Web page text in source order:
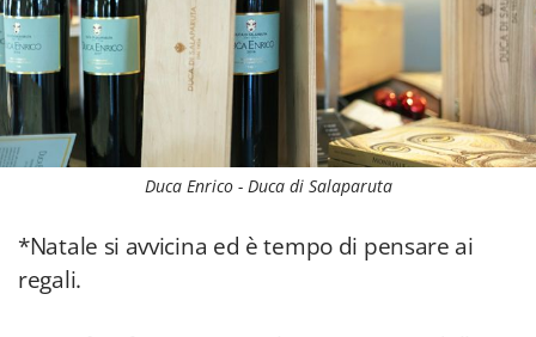
Duca Enrico - Duca di Salaparuta
*Natale si avvicina ed è tempo di pensare ai
regali.